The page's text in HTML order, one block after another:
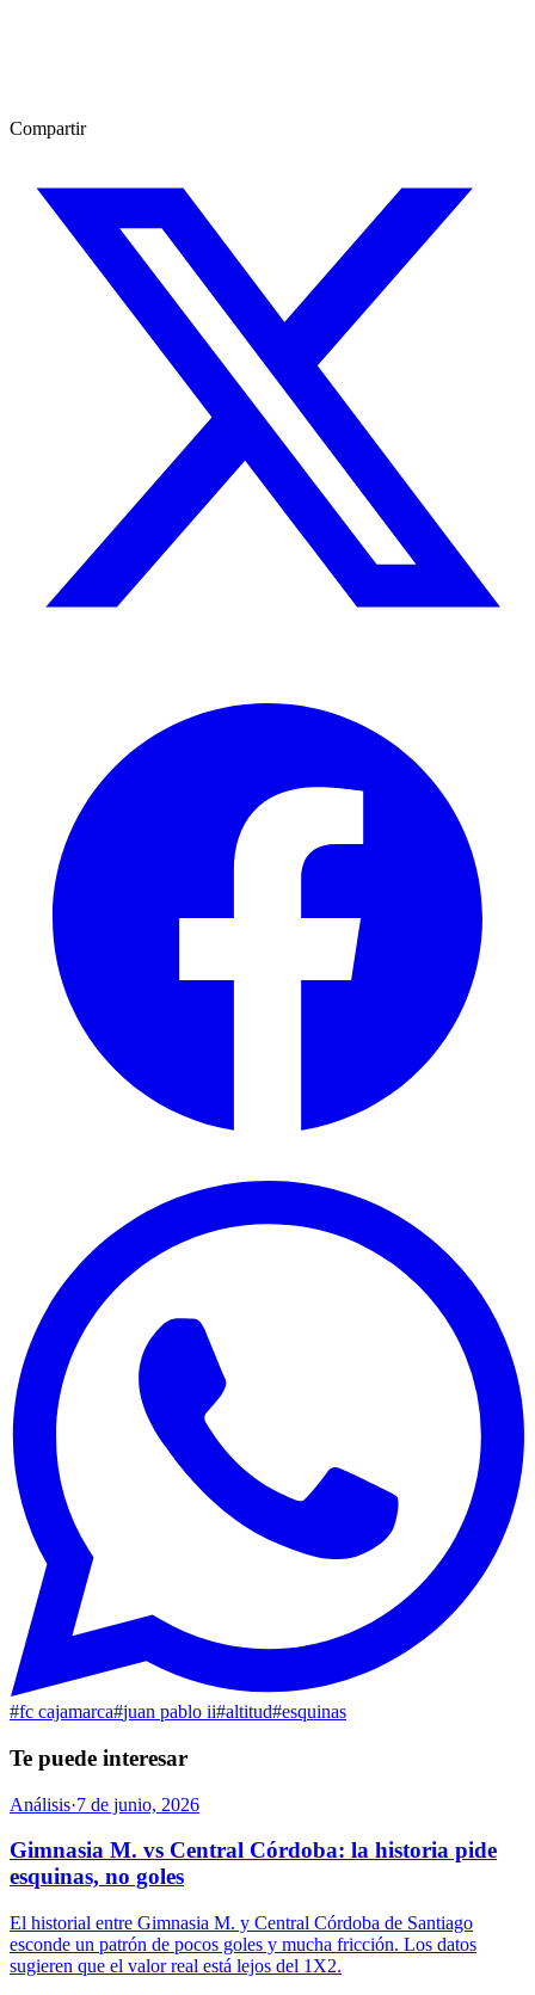
Compartir
#fc cajamarca#juan pablo ii#altitud#esquinas
Te puede interesar
Análisis·7 de junio, 2026
Gimnasia M. vs Central Córdoba: la historia pide
esquinas, no goles
El historial entre Gimnasia M. y Central Córdoba de Santiago
esconde un patrón de pocos goles y mucha fricción. Los datos
sugieren que el valor real está lejos del 1X2.